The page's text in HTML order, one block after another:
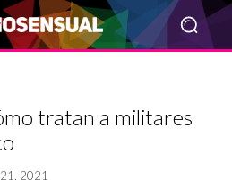
tratan a militares
21, 2021